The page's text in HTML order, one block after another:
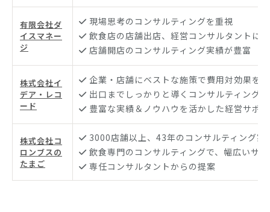
有限会社ダ
イスマネー
ジ
現場思考のコンサルティングを重視
飲食店の店舗出店、経営コンサルタントに
店舗開店のコンサルティング実績が豊富
株式会社イ
デア・レコ
ード
企業・店舗にベストな施策で費用対効果を
出口までしっかりと導くコンサルティング
豊富な実績＆ノウハウを活かした経営サポ
株式会社コ
ロンブスの
たまご
3000店舗以上、43年のコンサルティング実
飲食専門のコンサルティングで、幅広いサ
専任コンサルタントからの提案